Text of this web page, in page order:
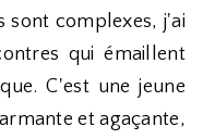
sont complexes, j'ai
qui émaillent
C'est une jeune
et agaçante,